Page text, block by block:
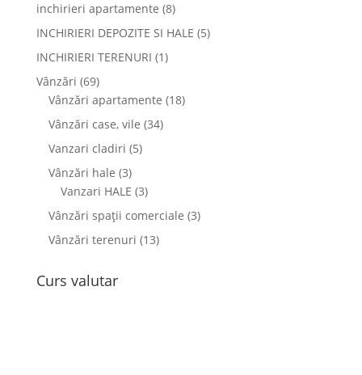
inchirieri apartamente (8)
INCHIRIERI DEPOZITE SI HALE (5)
INCHIRIERI TERENURI (1)
Vânzări (69)
Vânzări apartamente (18)
Vânzări case, vile (34)
Vanzari cladiri (5)
Vânzări hale (3)
Vanzari HALE (3)
Vânzări spații comerciale (3)
Vânzări terenuri (13)
Curs valutar